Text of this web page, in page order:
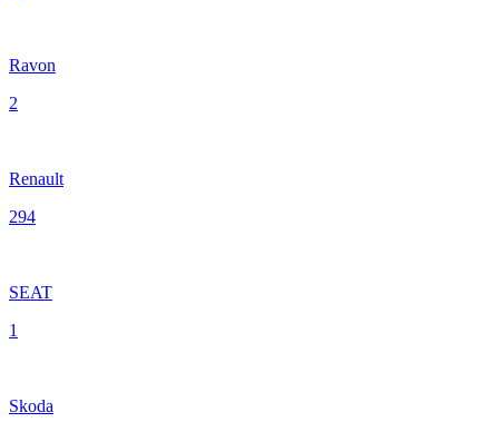
Ravon
2
Renault
294
SEAT
1
Skoda